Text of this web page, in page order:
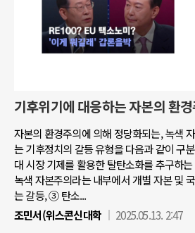
기후위기에 대응하는 자본의 환
자본의 환경주의에 의해 정당화되는, 녹색
는 기후정치의 갈등 유형을 다음과 같이 구
대 시장 기제를 활용한 탈탄소화를 추구하
녹색 자본주의라는 내부에서 개별 자본 및
는 갈등, ③ 탄소...
조민서(위스콘신대학
2025.05.13. 2:47